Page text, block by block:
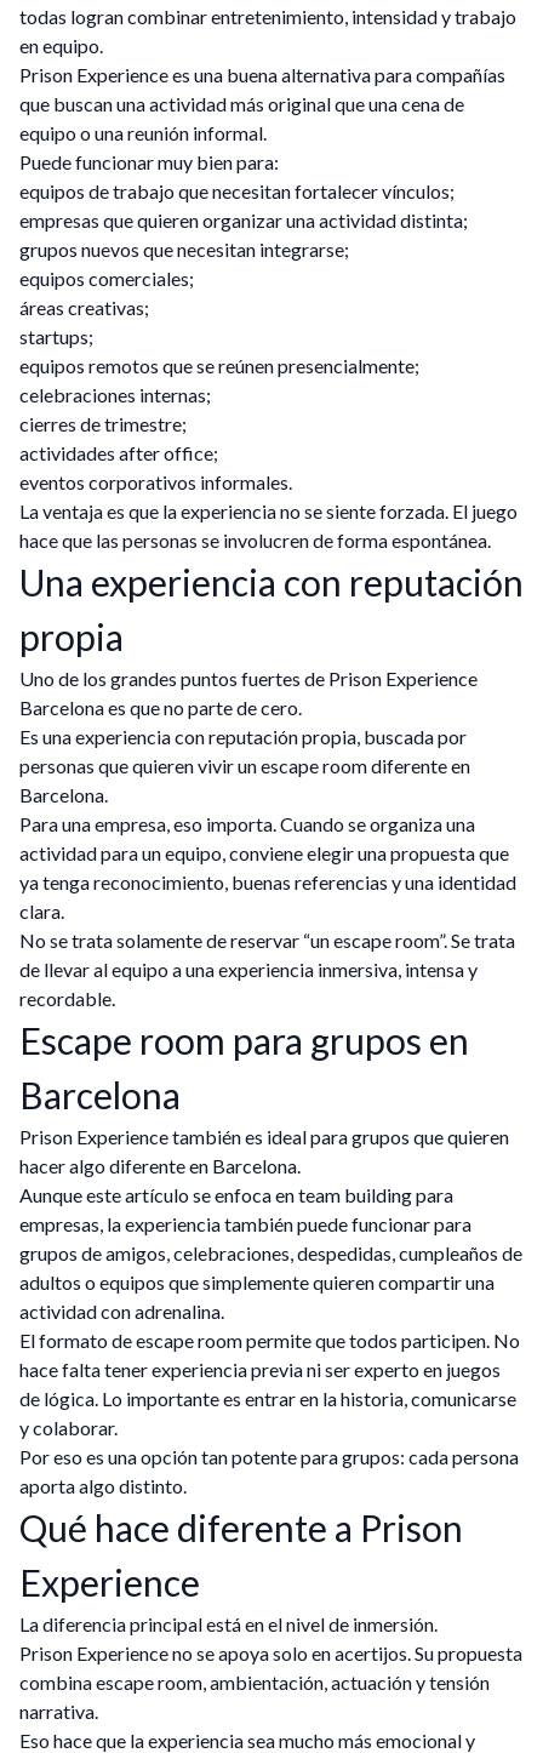
todas logran combinar entretenimiento, intensidad y trabajo
en equipo.
Prison Experience es una buena alternativa para compañías
que buscan una actividad más original que una cena de
equipo o una reunión informal.
Puede funcionar muy bien para:
equipos de trabajo que necesitan fortalecer vínculos;
empresas que quieren organizar una actividad distinta;
grupos nuevos que necesitan integrarse;
equipos comerciales;
áreas creativas;
startups;
equipos remotos que se reúnen presencialmente;
celebraciones internas;
cierres de trimestre;
actividades after office;
eventos corporativos informales.
La ventaja es que la experiencia no se siente forzada. El juego
hace que las personas se involucren de forma espontánea.
Una experiencia con reputación
propia
Uno de los grandes puntos fuertes de Prison Experience
Barcelona es que no parte de cero.
Es una experiencia con reputación propia, buscada por
personas que quieren vivir un escape room diferente en
Barcelona.
Para una empresa, eso importa. Cuando se organiza una
actividad para un equipo, conviene elegir una propuesta que
ya tenga reconocimiento, buenas referencias y una identidad
clara.
No se trata solamente de reservar “un escape room”. Se trata
de llevar al equipo a una experiencia inmersiva, intensa y
recordable.
Escape room para grupos en
Barcelona
Prison Experience también es ideal para grupos que quieren
hacer algo diferente en Barcelona.
Aunque este artículo se enfoca en team building para
empresas, la experiencia también puede funcionar para
grupos de amigos, celebraciones, despedidas, cumpleaños de
adultos o equipos que simplemente quieren compartir una
actividad con adrenalina.
El formato de escape room permite que todos participen. No
hace falta tener experiencia previa ni ser experto en juegos
de lógica. Lo importante es entrar en la historia, comunicarse
y colaborar.
Por eso es una opción tan potente para grupos: cada persona
aporta algo distinto.
Qué hace diferente a Prison
Experience
La diferencia principal está en el nivel de inmersión.
Prison Experience no se apoya solo en acertijos. Su propuesta
combina escape room, ambientación, actuación y tensión
narrativa.
Eso hace que la experiencia sea mucho más emocional y